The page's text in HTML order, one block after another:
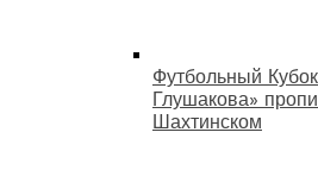
Футбольный
Глушакова»
Шахтинском